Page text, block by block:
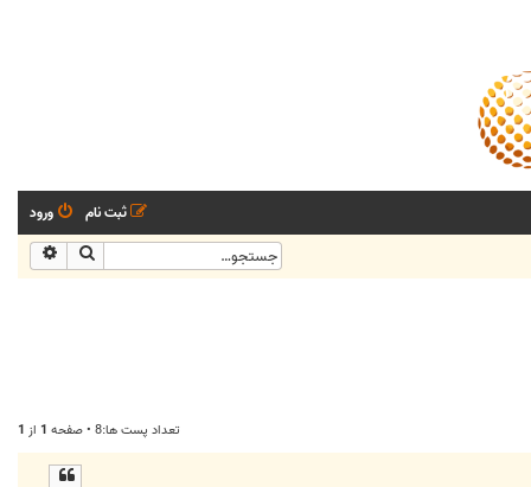
ورود
ثبت نام
جستجو
تعداد پست ها:8 • صفحه 1 از 1